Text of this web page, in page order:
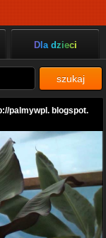
Dla dzieci
szukaj
palmywpl. blogspot.